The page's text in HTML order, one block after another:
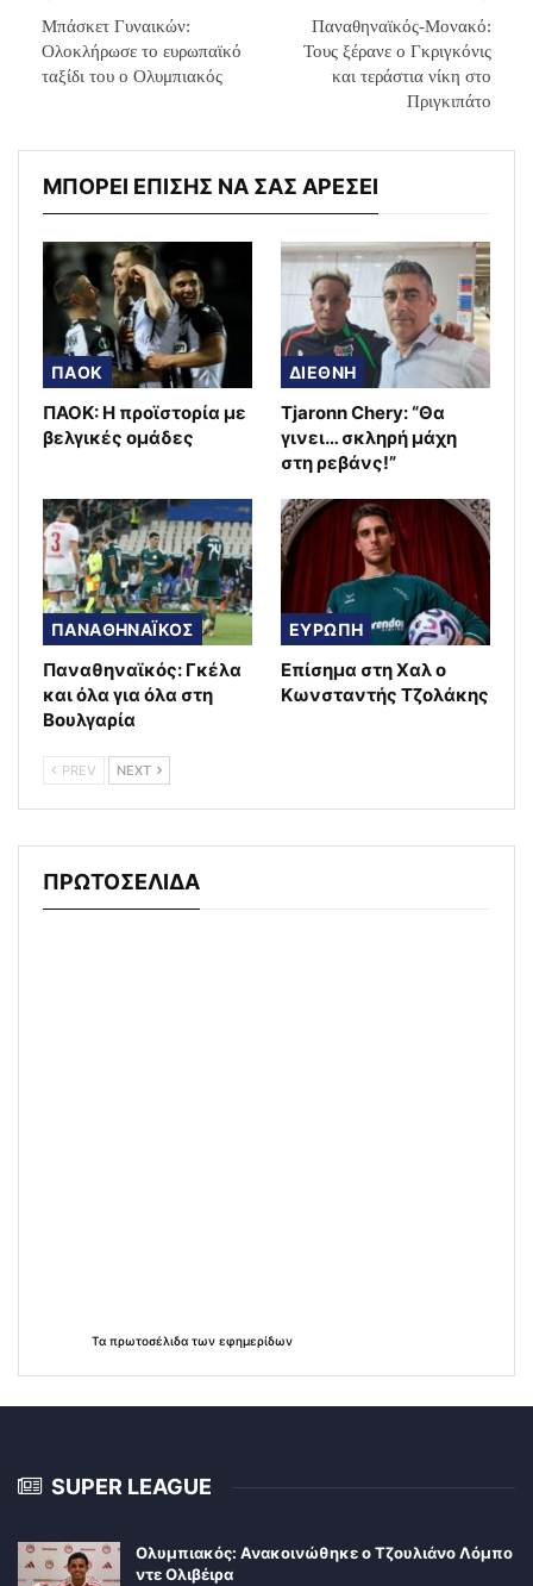
Μπάσκετ Γυναικών:
Ολοκλήρωσε το ευρωπαϊκό
ταξίδι του ο Ολυμπιακός
Παναθηναϊκός-Μονακό:
Τους ξέρανε ο Γκριγκόνις
και τεράστια νίκη στο
Πριγκιπάτο
ΜΠΟΡΕΙ ΕΠΙΣΗΣ ΝΑ ΣΑΣ ΑΡΕΣΕΙ
ΠΑΟΚ
ΠΑΟΚ: Η προϊστορία με
βελγικές ομάδες
ΔΙΕΘΝΗ
Tjaronn Chery: “Θα
γινει… σκληρή μάχη
στη ρεβάνς!”
ΠΑΝΑΘΗΝΑΪΚΟΣ
Παναθηναϊκός: Γκέλα
και όλα για όλα στη
Βουλγαρία
ΕΥΡΩΠΗ
Επίσημα στη Χαλ ο
Κωνσταντής Τζολάκης
PREV NEXT
ΠΡΩΤΟΣΕΛΙΔΑ
Τα πρωτοσέλιδα των εφημερίδων
SUPER LEAGUE
Ολυμπιακός: Ανακοινώθηκε ο Τζουλιάνο Λόμπο
ντε Ολιβέιρα